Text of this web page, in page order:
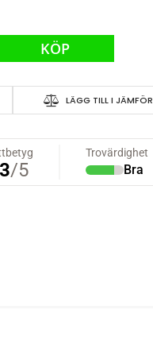
KÖP
LÄGG TILL I JÄMFÖR